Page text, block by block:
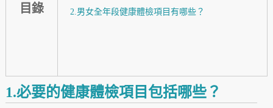
目錄 2.男女全年段健康體檢項目有哪些？
1.必要的健康體檢項目包括哪些？